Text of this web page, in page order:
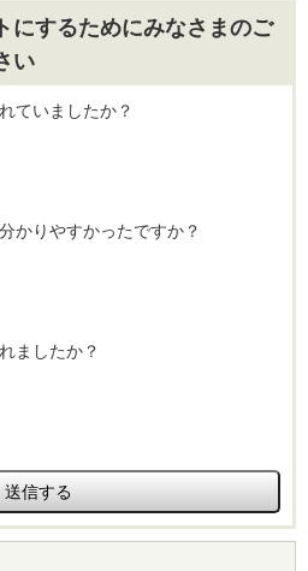
にするためにみなさまのご
い
ていましたか？
かりやすかったですか？
ましたか？